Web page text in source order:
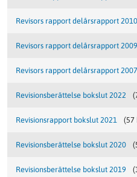
Revisors rapport delårsrapport 2010
Revisors rapport delårsrapport 2009
Revisors rapport delårsrapport
Revisionsberättelse bokslut 2022
Revisionsrapport bokslut 2021 (57
Revisionsberättelse bokslut 2020
Revisionsberättelse bokslut 2019